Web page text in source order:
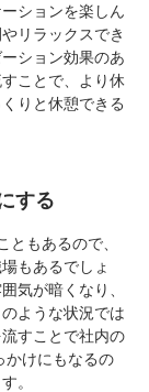
ションを楽しん
リラックスでき
ション効果のあ
ことで、より休
りと休憩できる
する
もあるので、
もあるでしょ
気が暗くなり、
ような状況では
すことで社内の
かけにもなるの
。